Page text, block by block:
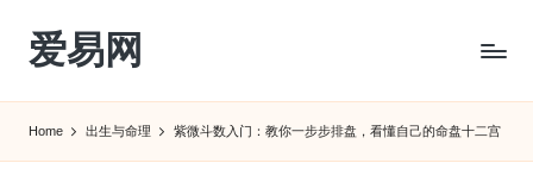
Skip
content
爱易网
Home 出生与命理 紫微斗数入门：教你一步步排盘，看懂自己的命盘十二宫